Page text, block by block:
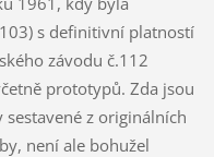
s definitivní platností
závodu č.112
prototypů. Zda jsou
z originálních
není ale bohužel